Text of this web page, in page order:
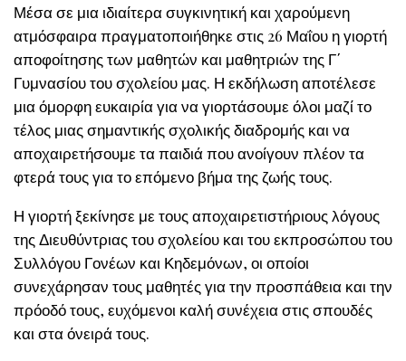
Μέσα σε μια ιδιαίτερα συγκινητική και χαρούμενη
ατμόσφαιρα πραγματοποιήθηκε στις 26 Μαΐου η γιορτή
αποφοίτησης των μαθητών και μαθητριών της Γ΄
Γυμνασίου του σχολείου μας. Η εκδήλωση αποτέλεσε
μια όμορφη ευκαιρία για να γιορτάσουμε όλοι μαζί το
τέλος μιας σημαντικής σχολικής διαδρομής και να
αποχαιρετήσουμε τα παιδιά που ανοίγουν πλέον τα
φτερά τους για το επόμενο βήμα της ζωής τους.
Η γιορτή ξεκίνησε με τους αποχαιρετιστήριους λόγους
της Διευθύντριας του σχολείου και του εκπροσώπου του
Συλλόγου Γονέων και Κηδεμόνων, οι οποίοι
συνεχάρησαν τους μαθητές για την προσπάθεια και την
πρόοδό τους, ευχόμενοι καλή συνέχεια στις σπουδές
και στα όνειρά τους.